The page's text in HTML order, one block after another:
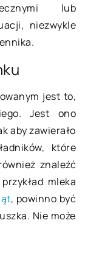
lub
niezwykle
jest to,
Jest ono
aby zawierało
które
znaleźć
mleka
, powinno być
Nie może